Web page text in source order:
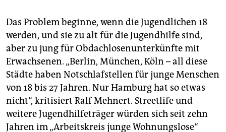
Das Problem beginne, wenn die Jugendlichen 18
werden, und sie zu alt für die Jugendhilfe sind,
aber zu jung für Obdachlosenunterkünfte mit
Erwachsenen. „Berlin, München, Köln – all diese
Städte haben Notschlafstellen für junge Menschen
von 18 bis 27 Jahren. Nur Hamburg hat so etwas
nicht“, kritisiert Ralf Mehnert. Streetlife und
weitere Jugendhilfeträger würden sich seit zehn
Jahren im „Arbeitskreis junge Wohnungslose“